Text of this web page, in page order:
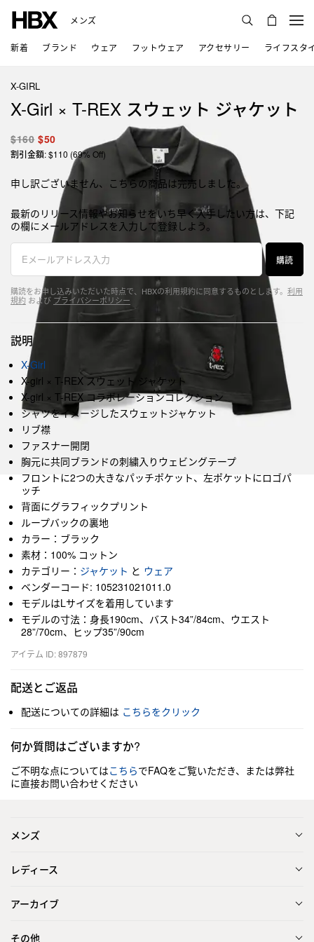
メンズ
新着 ブランド ウェア フットウェア アクセサリー ライフスタ
X-GIRL
X-Girl × T-REX スウェット ジャケット
$160 $50
割引金額: $110 (69% Off)
申し訳ございません、こちらの商品は完売しました。
最新のリリース情報やお知らせをいち早く入手したい方は、下記
の欄にメールアドレスを入力して登録しよう。
購読
購読をお申し込みいただいた時点で、HBXの利用規約に同意するものとします。 利用
規約 および プライバシーポリシー
説明
X-Girl
X-girl × T-REX スウェット ジャケット
X-girl × T-REX コラボレーションコレクション
シャツをイメージしたスウェットジャケット
リブ襟
ファスナー開閉
胸元に共同ブランドの刺繍入りウェビングテープ
フロントに2つの大きなパッチポケット、左ポケットにロゴパ
ッチ
背面にグラフィックプリント
ループバックの裏地
カラー：ブラック
素材：100% コットン
カテゴリー： ジャケット と ウェア
ベンダーコード: 105231021011.0
モデルはLサイズを着用しています
モデルの寸法：身長190cm、バスト34”/84cm、ウエスト
28”/70cm、ヒップ35”/90cm
アイテム ID: 897879
配送とご返品
配送についての詳細は こちらをクリック
何か質問はございますか?
ご不明な点についてはこちらでFAQをご覧いただき、または弊社
に直接お問い合わせください
メンズ
レディース
アーカイブ
その他